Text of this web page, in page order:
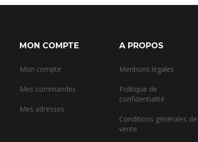
MON COMPTE
Mon compte
Mes commandes
Mes adresses
A PROPOS
Mentions légales
Politique de
confidentialité
Conditions générales de
vente